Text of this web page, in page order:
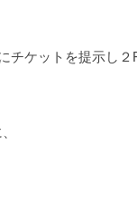
チケットを提示し２